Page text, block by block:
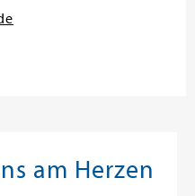
am Herzen